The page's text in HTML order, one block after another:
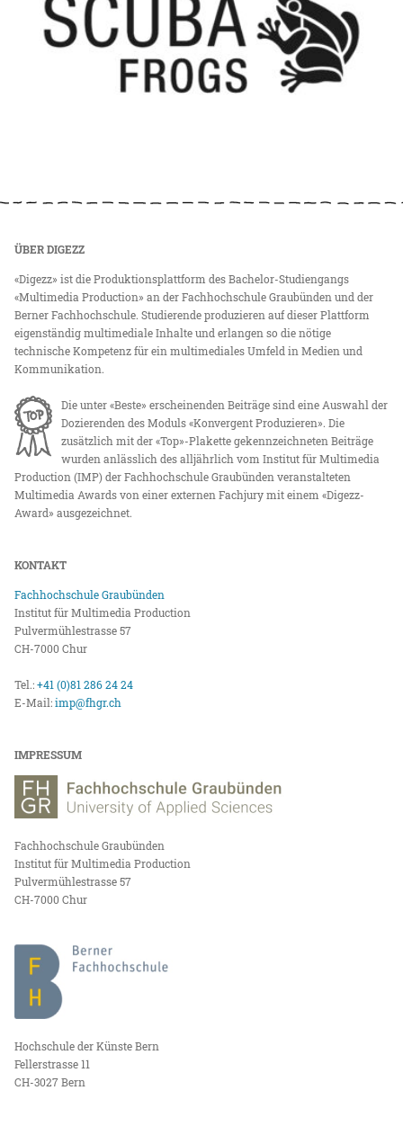
ÜBER DIGEZZ
«Digezz» ist die Produktionsplattform des Bachelor-Studiengangs
«Multimedia Production» an der Fachhochschule Graubünden und der
Berner Fachhochschule. Studierende produzieren auf dieser Plattform
eigenständig multimediale Inhalte und erlangen so die nötige
technische Kompetenz für ein multimediales Umfeld in Medien und
Kommunikation.
Die unter «Beste» erscheinenden Beiträge sind eine Auswahl der
Dozierenden des Moduls «Konvergent Produzieren». Die
zusätzlich mit der «Top»-Plakette gekennzeichneten Beiträge
wurden anlässlich des alljährlich vom Institut für Multimedia
Production (IMP) der Fachhochschule Graubünden veranstalteten
Multimedia Awards von einer externen Fachjury mit einem «Digezz-
Award» ausgezeichnet.
KONTAKT
Fachhochschule Graubünden
Institut für Multimedia Production
Pulvermühlestrasse 57
CH-7000 Chur
Tel.:+41 (0)81 286 24 24
E-Mail:imp@fhgr.ch
IMPRESSUM
Fachhochschule Graubünden
Institut für Multimedia Production
Pulvermühlestrasse 57
CH-7000 Chur
Hochschule der Künste Bern
Fellerstrasse 11
CH-3027 Bern